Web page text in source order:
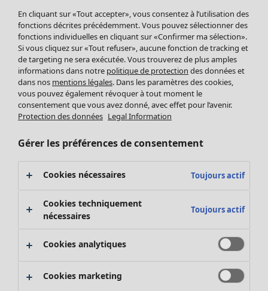
Leggings et collants
Accessoires
Chaussures
Vêtements de bain
Basics
Soldes Mobilier
Bonnes affaires déco
Décoration
Textiles
Tapis
Éponge
Promos SOLDES
Les promos de Gudrun Sjödén
Nouvel arrivage
En cliquant sur «Tout accepter», vous consentez à l’utilisation des
fonctions décrites précédemment. Vous pouvez sélectionner des
fonctions individuelles en cliquant sur «Confirmer ma sélection».
Si vous cliquez sur «Tout refuser», aucune fonction de tracking et
de targeting ne sera exécutée. Vous trouverez de plus amples
informations dans notre politique de protection des données et
dans nos mentions légales. Dans les paramètres des cookies,
vous pouvez également révoquer à tout moment le
consentement que vous avez donné, avec effet pour l’avenir.
Protection des données Legal Information
Gérer les préférences de consentement
Cookies nécessaires Toujours actif
Cookies techniquement
nécessaires
Toujours actif
Cookies analytiques
Cookies marketing